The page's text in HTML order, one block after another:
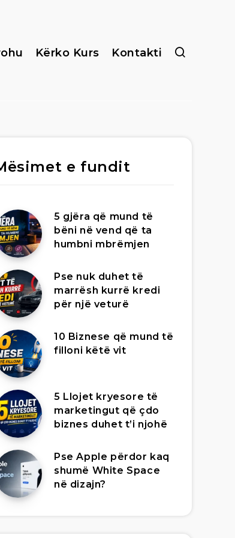
Kërko Kurs Kontakti
e fundit
5 gjëra që mund të
bëni në vend që ta
humbni mbrëmjen
Pse nuk duhet të
marrësh kurrë kredi
për një veturë
10 Biznese që mund të
filloni këtë vit
5 Llojet kryesore të
marketingut që çdo
biznes duhet t’i njohë
Pse Apple përdor kaq
shumë White Space
në dizajn?